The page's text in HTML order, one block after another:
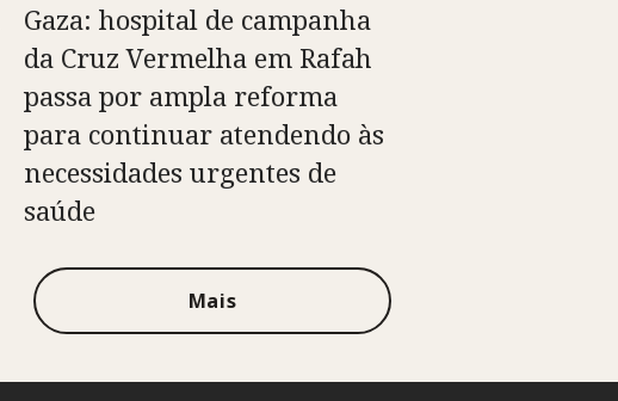
Gaza: hospital de campanha
da Cruz Vermelha em Rafah
passa por ampla reforma
para continuar atendendo às
necessidades urgentes de
saúde
Mais